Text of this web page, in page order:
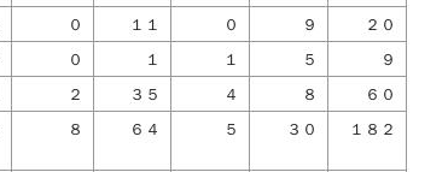
０ １１ ０ ９
２０
０ １ １ ５
９
２ ３５ ４ ８
６０
８ ６４ ５ ３０ １８２